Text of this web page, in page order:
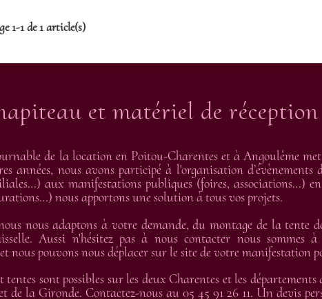
1-1 de 1 article(s)
et matériel de
de la location en Poitou-Charentes et à Angoulême
années, nous avons participé à l'organisation
aux manifestations publiques (foires, associations…)
nous apportons une solution à tous vos projets.
nous adaptons à votre demande, du montage de la tente
Aussi n'hésitez pas à nous contacter nous sommes
nous pouvons nous déplacer sur le site de votre manifestation
sont possibles sur les deux Charentes et les
de la Gironde. Contactez-nous au 05 45 91 26 11. Un devis